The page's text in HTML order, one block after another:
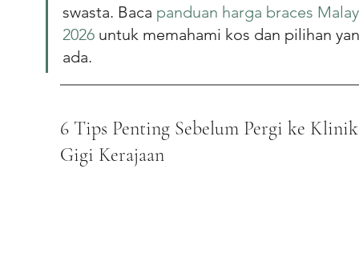
swasta. Baca panduan harga braces
2026 untuk memahami kos dan pilihan
ada.
6 Tips Penting Sebelum Pergi ke
Gigi Kerajaan